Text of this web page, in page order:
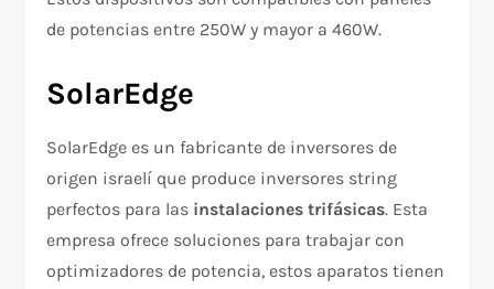
de potencias entre 250W y mayor a 460W.
SolarEdge
SolarEdge es un fabricante de inversores de
origen israelí que produce inversores string
perfectos para las instalaciones trifásicas. Esta
empresa ofrece soluciones para trabajar con
optimizadores de potencia, estos aparatos tienen